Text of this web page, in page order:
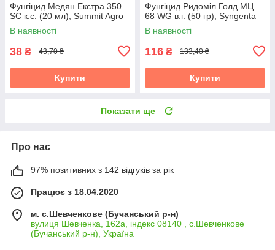
Фунгіцид Медян Екстра 350
SC к.с. (20 мл), Summit Agro
В наявності
38 ₴ 43,70 ₴
Купити
Фунгіцид Ридоміл Голд МЦ
68 WG в.г. (50 гр), Syngenta
В наявності
116 ₴ 133,40 ₴
Купити
Показати ще
Про нас
97% позитивних з 142 відгуків за рік
Працює з 18.04.2020
м. с.Шевченкове (Бучанський р-н)
вулиця Шевченка, 162а, індекс 08140 , с.Шевченкове
(Бучанський р-н), Україна